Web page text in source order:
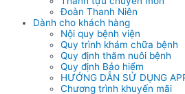
Đoàn Thanh Niên
Dành cho khách hàng
Nội quy bệnh viện
Quy trình khám chữa bệnh
Quy định thăm nuôi bệnh
Quy định Bảo hiểm
HƯỚNG DẪN SỬ DỤNG
Chương trình khuyến mãi